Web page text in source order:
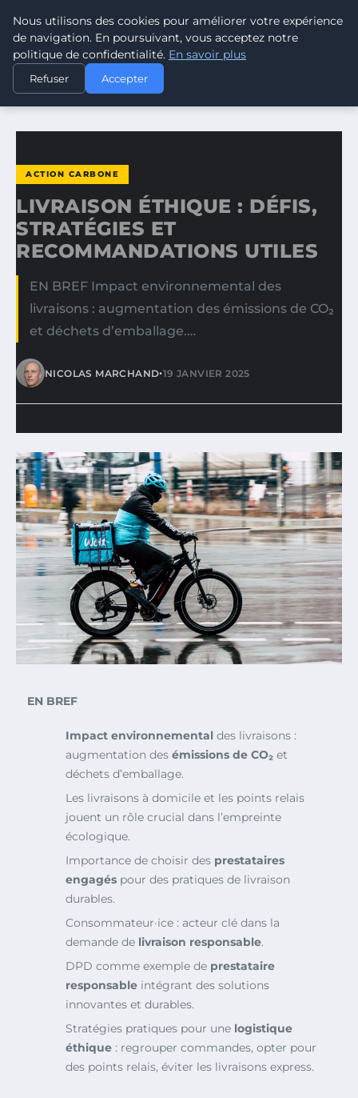
CLIMATE RESPONSE BLOG
ACCUEIL
ACTION CARBONE
LIVRAISON ÉTHIQUE : DÉFIS, STRATÉGIES ET…
ACTION CARBONE
LIVRAISON ÉTHIQUE : DÉFIS,
STRATÉGIES ET
RECOMMANDATIONS UTILES
EN BREF Impact environnemental des
livraisons : augmentation des émissions de CO₂
et déchets d’emballage.…
NICOLAS MARCHAND•19 JANVIER 2025
EN BREF
Impact environnemental des livraisons :
augmentation des émissions de CO₂ et
déchets d’emballage.
Les livraisons à domicile et les points relais
jouent un rôle crucial dans l’empreinte
écologique.
Importance de choisir des prestataires
engagés pour des pratiques de livraison
durables.
Consommateur·ice : acteur clé dans la
demande de livraison responsable.
DPD comme exemple de prestataire
responsable intégrant des solutions
innovantes et durables.
Stratégies pratiques pour une logistique
éthique : regrouper commandes, opter pour
des points relais, éviter les livraisons express.
Nous utilisons des cookies pour améliorer votre expérience
de navigation. En poursuivant, vous acceptez notre
politique de confidentialité. En savoir plus
Refuser Accepter